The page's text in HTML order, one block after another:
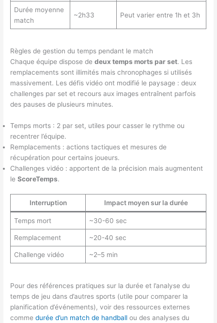
Durée moyenne
match
~2h33 Peut varier entre 1h et 3h
Règles de gestion du temps pendant le match
Chaque équipe dispose dedeux temps morts par set. Les
remplacements sont illimités mais chronophages si utilisés
massivement. Les défis vidéo ont modifié le paysage : deux
challenges par set et recours aux images entraînent parfois
des pauses de plusieurs minutes.
Temps morts : 2 par set, utiles pour casser le rythme ou
recentrer l’équipe.
Remplacements : actions tactiques et mesures de
récupération pour certains joueurs.
Challenges vidéo : apportent de la précision mais augmentent
leScoreTemps.
Interruption Impact moyen sur la durée
Temps mort ~30-60 sec
Remplacement ~20-40 sec
Challenge vidéo ~2–5 min
Pour des références pratiques sur la durée et l’analyse du
temps de jeu dans d’autres sports (utile pour comparer la
planification d’événements), voir des ressources externes
commedurée d’un match de handball ou des analyses du